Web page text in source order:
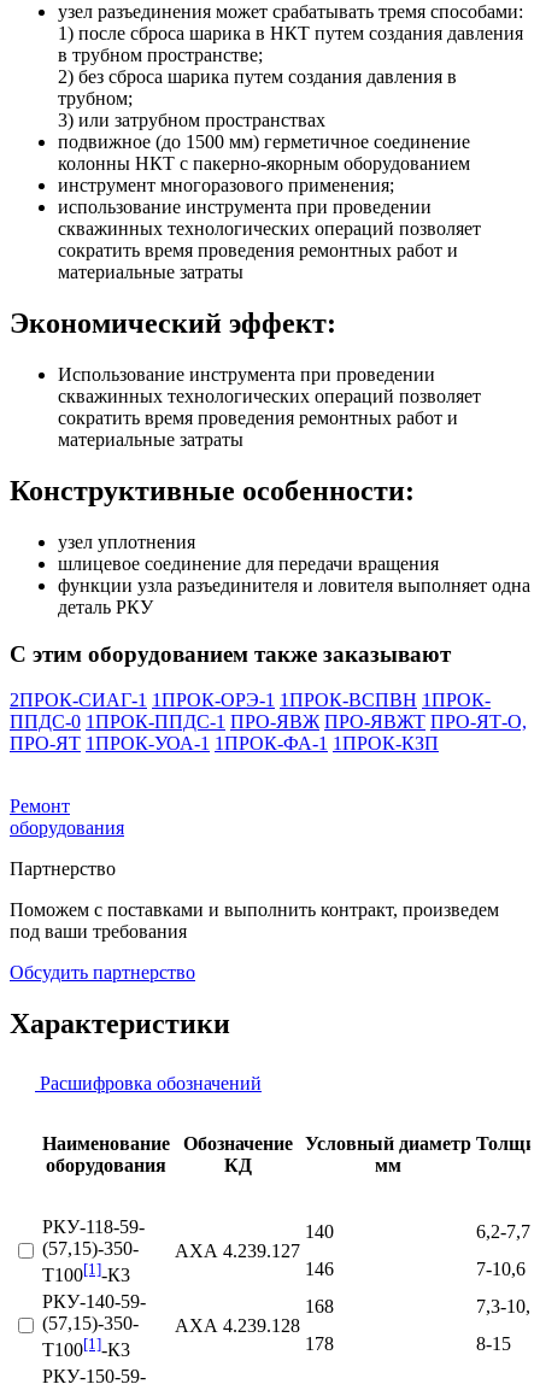
узел разъединения может срабатывать тремя способами:
1) после сброса шарика в НКТ путем создания давления
в трубном пространстве;
2) без сброса шарика путем создания давления в
трубном;
3) или затрубном пространствах
подвижное (до 1500 мм) герметичное соединение
колонны НКТ с пакерно-якорным оборудованием
инструмент многоразового применения;
использование инструмента при проведении
скважинных технологических операций позволяет
сократить время проведения ремонтных работ и
материальные затраты
Экономический эффект:
Использование инструмента при проведении
скважинных технологических операций позволяет
сократить время проведения ремонтных работ и
материальные затраты
Конструктивные особенности:
узел уплотнения
шлицевое соединение для передачи вращения
функции узла разъединителя и ловителя выполняет одна
деталь РКУ
С этим оборудованием также заказывают
2ПРОК-СИАГ-1 1ПРОК-ОРЭ-1 1ПРОК-ВСПВН 1ПРОК-
ППДС-0 1ПРОК-ППДС-1 ПРО-ЯВЖ ПРО-ЯВЖТ ПРО-ЯТ-О,
ПРО-ЯТ 1ПРОК-УОА-1 1ПРОК-ФА-1 1ПРОК-КЗП
Ремонт
оборудования
Партнерство
Поможем с поставками и выполнить контракт, произведем
под ваши требования
Обсудить партнерство
Характеристики
Расшифровка обозначений
Наименование
оборудования
Обозначение
КД
Условный диаметр
мм
РКУ-118-59-
(57,15)-350-
Т100[1]-К3
АХА 4.239.127
140
6,2-7,7
146
7-10,6
РКУ-140-59-
(57,15)-350-
Т100[1]-К3
АХА 4.239.128
168
7,3-10,6
178
8-15
РКУ-150-59-